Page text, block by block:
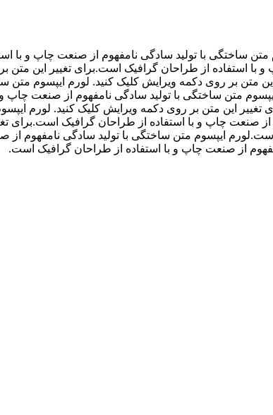
متن ساختگی با تولید سادگی نامفهوم از صنعت چاپ و با
استفاده از طراحان گرافیک است.برای تغییر این متن
متن بر روی دکمه ویرایش کلیک کنید. لورم ایپسوم متن
متن ساختگی با تولید سادگی نامفهوم از صنعت
این متن بر روی دکمه ویرایش کلیک کنید. لورم
صنعت چاپ و با استفاده از طراحان گرافیک است.برای
ایپسوم متن ساختگی با تولید سادگی نامفهوم
از صنعت چاپ و با استفاده از طراحان گرافیک است.